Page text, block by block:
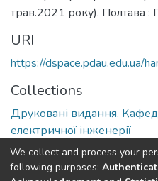
трав.2021 року). Полтава
URI
https://
Collections
Друковані видання.
електричної інженерії
Full item page
We collect and process your
following purposes: